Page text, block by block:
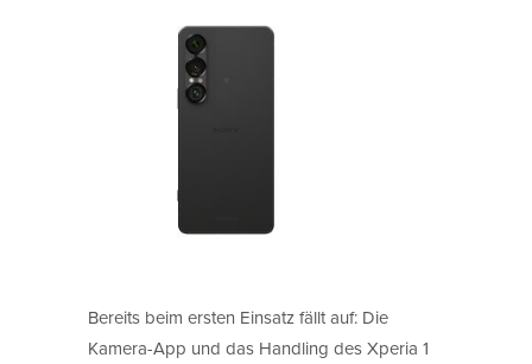
Bereits beim ersten Einsatz fällt auf: Die
Kamera-App und das Handling des Xperia 1